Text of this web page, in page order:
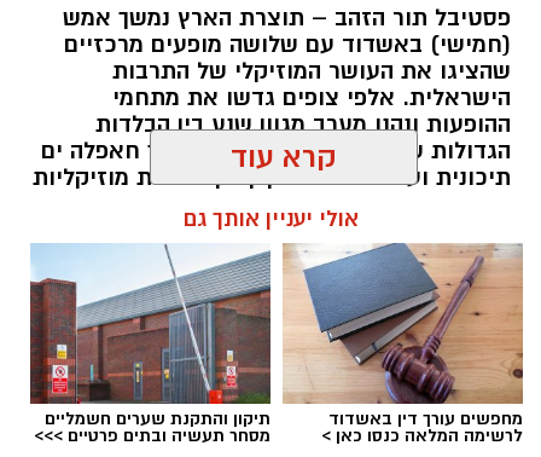
פסטיבל תור הזהב – תוצרת הארץ נמשך אמש
(חמישי) באשדוד עם שלושה מופעים מרכזיים
שהציגו את העושר המוזיקלי של התרבות
הישראלית. אלפי צופים גדשו את מתחמי
ההופעות ונהנו מערב מגוון שנע בין הבלדות
הגדולות של המוזיקה הישראלית, דרך חאפלה ים
תיכונית ועד למפגש מסקרן בין מסורות מוזיקליות
להאזנה לתוכן:
אלדה נתנאל / 10:10 07.08.26
קרא עוד
אולי יעניין אותך גם
מחפשים עורך דין באשדוד
לרשימה המלאה כנסו כאן >
תיקון והתקנת שערים חשמליים
מסחר תעשיה ובתים פרטיים >>>